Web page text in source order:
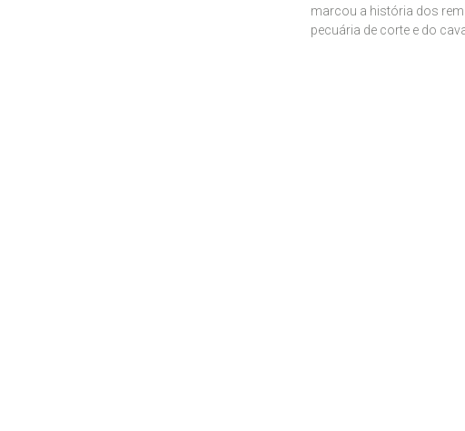
marcou a história dos
pecuária de corte e do